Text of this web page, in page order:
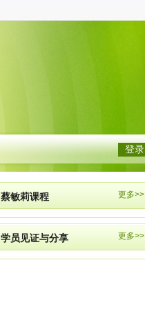
登录
蔡敏莉课程 更多>>
学员见证与分享 更多>>